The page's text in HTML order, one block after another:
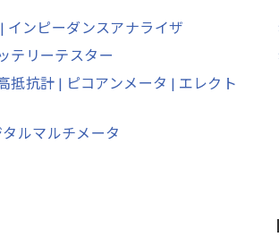
インピーダンスアナライザ
テリーテスター
抵抗計 | ピコアンメータ | エレクト
ルマルチメータ